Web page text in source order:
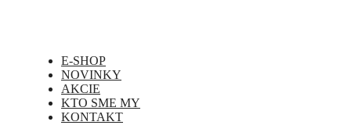
E-SHOP
NOVINKY
AKCIE
KTO SME MY
KONTAKT